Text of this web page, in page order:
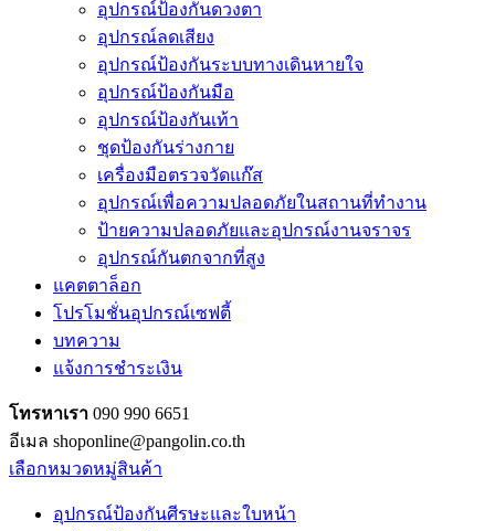
อุปกรณ์ป้องกันดวงตา
อุปกรณ์ลดเสียง
อุปกรณ์ป้องกันระบบทางเดินหายใจ
อุปกรณ์ป้องกันมือ
อุปกรณ์ป้องกันเท้า
ชุดป้องกันร่างกาย
เครื่องมือตรวจวัดแก๊ส
อุปกรณ์เพื่อความปลอดภัยในสถานที่ทำงาน
ป้ายความปลอดภัยและอุปกรณ์งานจราจร
อุปกรณ์กันตกจากที่สูง
แคตตาล็อก
โปรโมชั่นอุปกรณ์เซฟตี้
บทความ
แจ้งการชำระเงิน
โทรหาเรา 090 990 6651
อีเมล shoponline@pangolin.co.th
เลือกหมวดหมู่สินค้า
อุปกรณ์ป้องกันศีรษะและใบหน้า